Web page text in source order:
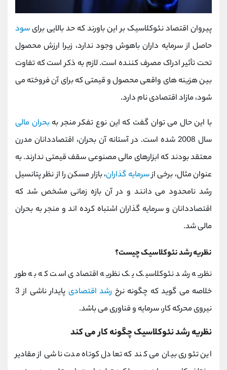
پیروان اقتصاد نئوکلاسیک بر این باورند که حد بالایی برایسود
حاصل از سرمایه داران باهوش وجود ندارد، زیرا ارزش محصول
تحت تأثیر ادراک مصرف کننده است. لازم به ذکر است که تفاوت
بین هزینه های واقعی محصول و قیمتی که برای آن فروخته می
شود، مازاد اقتصادی نام دارد.
با این حال می توان گفت که این نوع تفکر منجر بهبحران مالی
سال 2008 شده است. در آستانه آن بحران، اقتصاددانان مدرن
معتقد بودند که ابزارهای مالی مصنوعی سقف قیمتی ندارند. به
عنوان مثال، برخی ازسرمایه گذاران، بازار مسکن را از نظر پتانسیل
رشد نامحدود می دانند و در آن بازه زمانی مشخص شد که
اقتصاددانان و سرمایه گذاران اشتباه کرده اند و منجر به بحران
مالی شد.
نظریه رشد نئوکلاسیک چیست؟
نظریه رشد نئوکلاسیک یک نظریه اقتصادی است که به طور
خلاصه می گوید که چگونه نرخ رشد اقتصادی
پایدار ناشی از 3
نیروی محرکه کار، سرمایه و فناوری می باشد.
نظریه رشد نئوکلاسیک چگونه کار می کند
این تئوری بیان می کند که تعادل کوتاه مدت ناشی از مقادیر